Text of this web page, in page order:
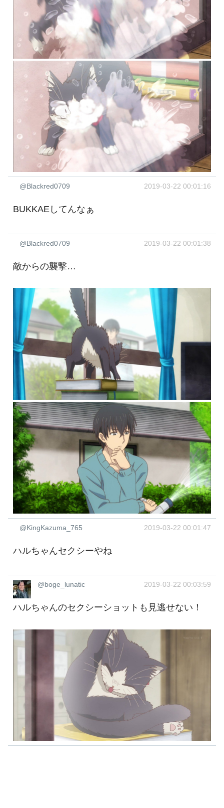
@Blackred0709 2019-03-22 00:01:16
BUKKAEしてんなぁ
@Blackred0709 2019-03-22 00:01:38
敵からの襲撃…
@KingKazuma_765 2019-03-22 00:01:47
ハルちゃんセクシーやね
@boge_lunatic 2019-03-22 00:03:59
ハルちゃんのセクシーショットも見逃せない！